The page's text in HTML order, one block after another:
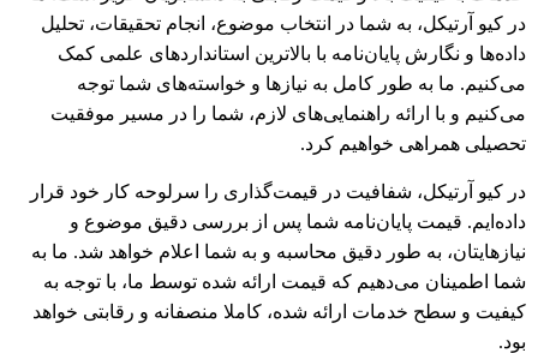
در کیو آرتیکل، به شما در انتخاب موضوع، انجام تحقیقات، تحلیل
داده‌ها و نگارش پایان‌نامه با بالاترین استانداردهای علمی کمک
می‌کنیم. ما به طور کامل به نیازها و خواسته‌های شما توجه
می‌کنیم و با ارائه راهنمایی‌های لازم، شما را در مسیر موفقیت
تحصیلی همراهی خواهیم کرد.
در کیو آرتیکل، شفافیت در قیمت‌گذاری را سرلوحه کار خود قرار
داده‌ایم. قیمت پایان‌نامه شما پس از بررسی دقیق موضوع و
نیازهایتان، به طور دقیق محاسبه و به شما اعلام خواهد شد. ما به
شما اطمینان می‌دهیم که قیمت ارائه شده توسط ما، با توجه به
کیفیت و سطح خدمات ارائه شده، کاملا منصفانه و رقابتی خواهد
بود.